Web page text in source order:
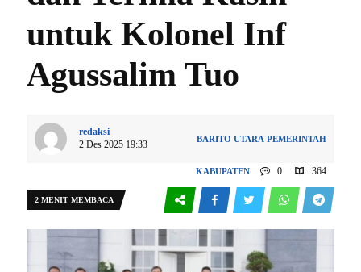
untuk Kolonel Inf
Agussalim Tuo
redaksi
2 Des 2025 19:33
BARITO UTARA PEMERINTAH
KABUPATEN 0 364
2 MENIT MEMBACA